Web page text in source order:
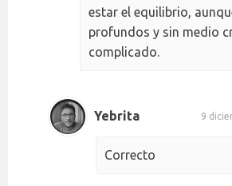
estar el equilibrio,
profundos y sin medio
complicado.
Yebrita 9
Correcto